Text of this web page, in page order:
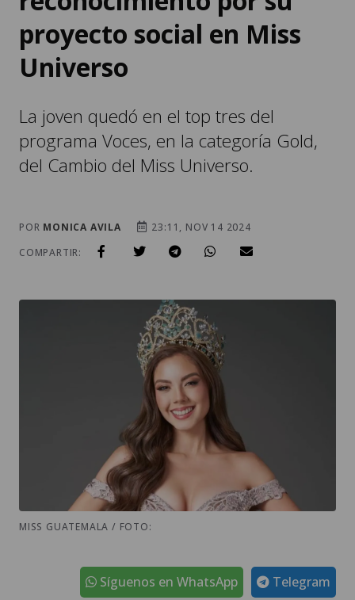
proyecto social en Miss
Universo
La joven quedó en el top tres del
programa Voces, en la categoría Gold,
del Cambio del Miss Universo.
POR MONICA AVILA
23:11, NOV 14 2024
COMPARTIR:
MISS GUATEMALA / FOTO:
Telegram
Síguenos en WhatsApp